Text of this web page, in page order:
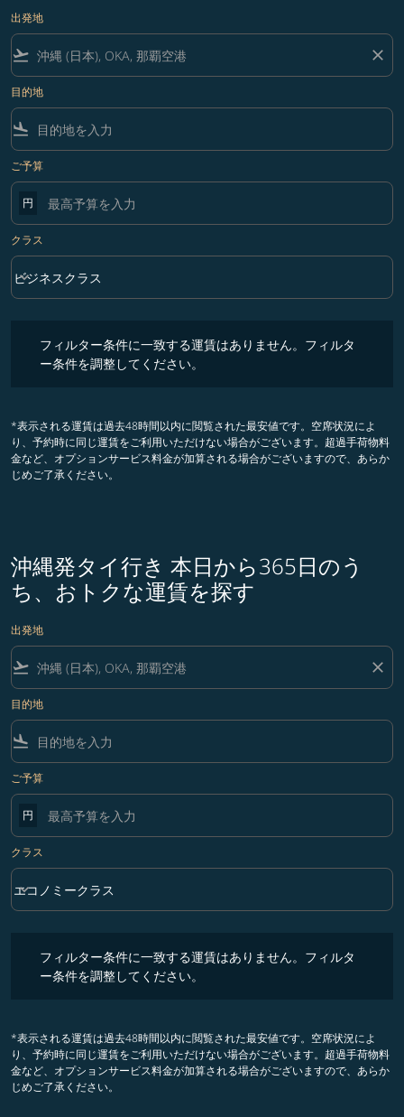
出発地
flight_takeoff close
目的地
flight_land
ご予算
円
クラス
クラス option ビジネスクラス Selected
ビジネスクラス
keyboard_arrow_down
フィルター条件に一致する運賃はありません。フィルタ
ー条件を調整してください。
*表示される運賃は過去48時間以内に閲覧された最安値です。空席状況によ
り、予約時に同じ運賃をご利用いただけない場合がございます。超過手荷物料
金など、オプションサービス料金が加算される場合がございますので、あらか
じめご了承ください。
沖縄発タイ行き 本日から365日のう
ち、おトクな運賃を探す
出発地
flight_takeoff close
目的地
flight_land
ご予算
円
クラス
クラス option エコノミークラス Selected
エコノミークラス
keyboard_arrow_down
フィルター条件に一致する運賃はありません。フィルタ
ー条件を調整してください。
*表示される運賃は過去48時間以内に閲覧された最安値です。空席状況によ
り、予約時に同じ運賃をご利用いただけない場合がございます。超過手荷物料
金など、オプションサービス料金が加算される場合がございますので、あらか
じめご了承ください。